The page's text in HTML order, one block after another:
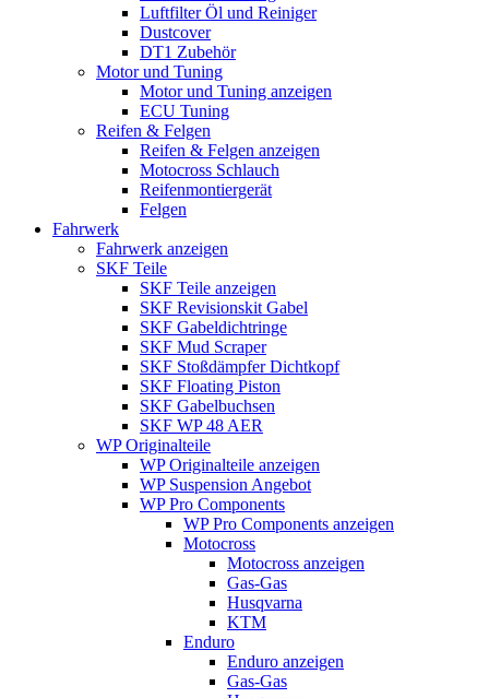
Luftfilter Öl und Reiniger
Dustcover
DT1 Zubehör
Motor und Tuning
Motor und Tuning anzeigen
ECU Tuning
Reifen & Felgen
Reifen & Felgen anzeigen
Motocross Schlauch
Reifenmontiergerät
Felgen
Fahrwerk
Fahrwerk anzeigen
SKF Teile
SKF Teile anzeigen
SKF Revisionskit Gabel
SKF Gabeldichtringe
SKF Mud Scraper
SKF Stoßdämpfer Dichtkopf
SKF Floating Piston
SKF Gabelbuchsen
SKF WP 48 AER
WP Originalteile
WP Originalteile anzeigen
WP Suspension Angebot
WP Pro Components
WP Pro Components anzeigen
Motocross
Motocross anzeigen
Gas-Gas
Husqvarna
KTM
Enduro
Enduro anzeigen
Gas-Gas